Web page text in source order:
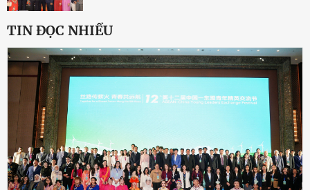
TIN ĐỌC NHIỀU